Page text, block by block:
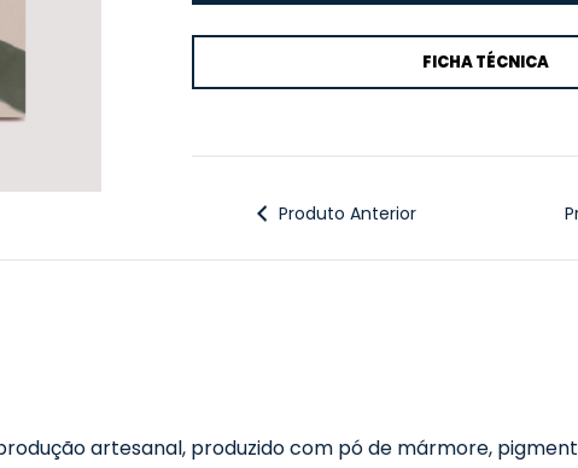
FICHA TÉCNICA
Produto Anterior
artesanal, produzido com pó de mármore,